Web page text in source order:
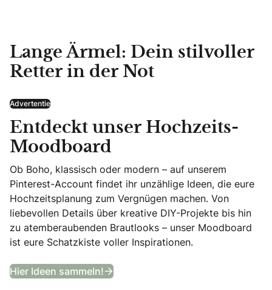
Lange Ärmel: Dein stilvoller
Retter in der Not
Advertentie
Entdeckt unser Hochzeits-
Moodboard
Ob Boho, klassisch oder modern – auf unserem
Pinterest-Account findet ihr unzählige Ideen, die eure
Hochzeitsplanung zum Vergnügen machen. Von
liebevollen Details über kreative DIY-Projekte bis hin
zu atemberaubenden Brautlooks – unser Moodboard
ist eure Schatzkiste voller Inspirationen.
Hier Ideen sammeln! Entdeckt unser Hochzeits-